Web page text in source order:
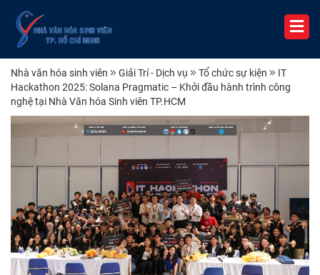
Nhà văn hóa sinh viên Giải Trí - Dịch vụ Tổ chức sự kiện
IT
Hackathon 2025: Solana Pragmatic – Khởi đầu hành trình công
nghệ tại Nhà Văn hóa Sinh viên TP.HCM